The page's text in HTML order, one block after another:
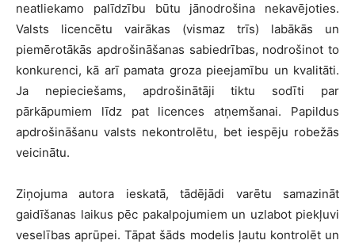
neatliekamo palīdzību būtu jānodrošina nekavējoties.
Valsts licencētu vairākas (vismaz trīs) labākās un
piemērotākās apdrošināšanas sabiedrības, nodrošinot to
konkurenci, kā arī pamata groza pieejamību un kvalitāti.
Ja nepieciešams, apdrošinātāji tiktu sodīti par
pārkāpumiem līdz pat licences atņemšanai. Papildus
apdrošināšanu valsts nekontrolētu, bet iespēju robežās
veicinātu.
Ziņojuma autora ieskatā, tādējādi varētu samazināt
gaidīšanas laikus pēc pakalpojumiem un uzlabot piekļuvi
veselības aprūpei. Tāpat šāds modelis ļautu kontrolēt un